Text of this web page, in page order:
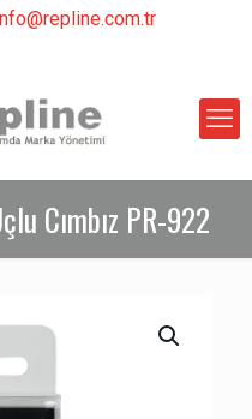
Cımbız PR-922